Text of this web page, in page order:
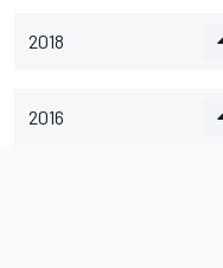
2018
2016